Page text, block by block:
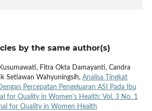
by the same author(s)
Fitra Okta Damayanti, Candra
Setiawan Wahyuningsih, Analisa Tingkat
Percepatan Pengeluaran ASI Pada Ibu
for Quality in Women's Health: Vol. 3 No. 1
for Quality in Women Health